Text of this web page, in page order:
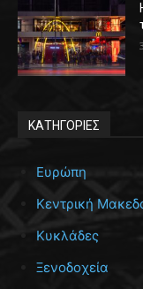
ΚΑΤΗΓΟΡΙΕΣ
Ευρώπη
Κεντρική
Κυκλάδες
Ξενοδοχεία